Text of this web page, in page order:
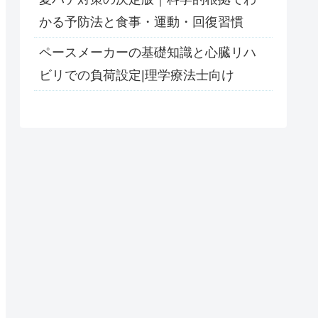
かる予防法と食事・運動・回復習慣
ペースメーカーの基礎知識と心臓リハ
ビリでの負荷設定|理学療法士向け